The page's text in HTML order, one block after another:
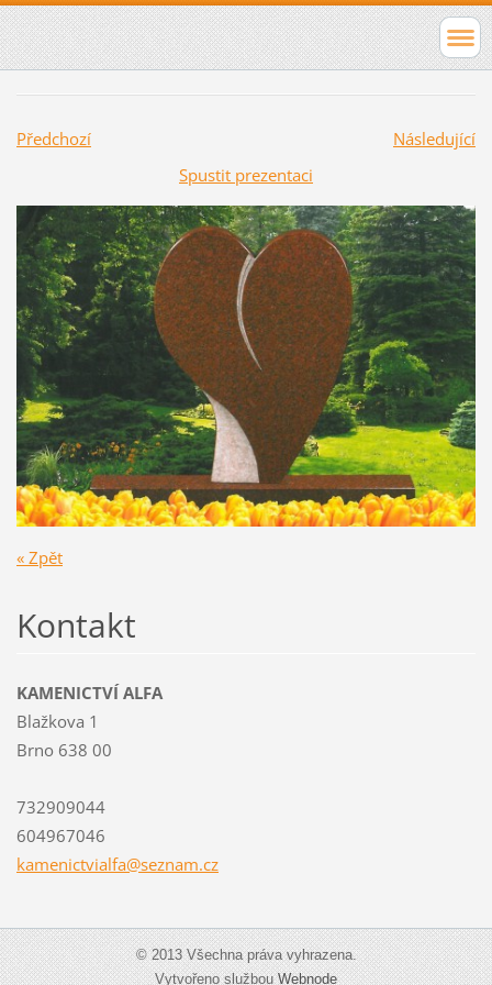
Předchozí
Následující
Spustit prezentaci
« Zpět
Kontakt
KAMENICTVÍ ALFA
Blažkova 1
Brno 638 00
732909044
604967046
kamenictvialfa@seznam.cz
© 2013 Všechna práva vyhrazena.
Vytvořeno službouWebnode